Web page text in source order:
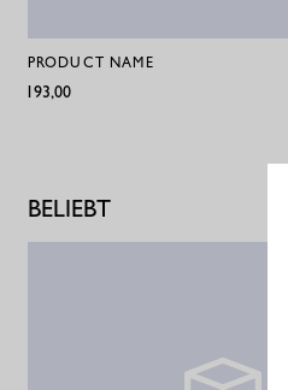
PRODUCT NAME
€193,00
BELIEBT